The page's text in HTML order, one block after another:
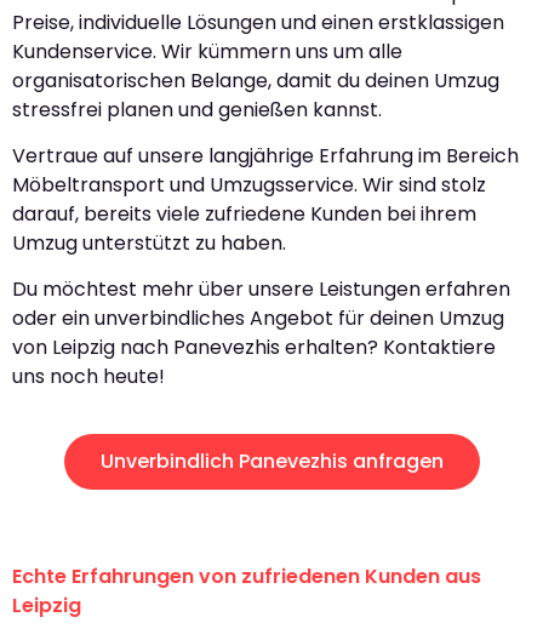
Preise, individuelle Lösungen und einen erstklassigen
Kundenservice. Wir kümmern uns um alle
organisatorischen Belange, damit du deinen Umzug
stressfrei planen und genießen kannst.
Vertraue auf unsere langjährige Erfahrung im Bereich
Möbeltransport und Umzugsservice. Wir sind stolz
darauf, bereits viele zufriedene Kunden bei ihrem
Umzug unterstützt zu haben.
Du möchtest mehr über unsere Leistungen erfahren
oder ein unverbindliches Angebot für deinen Umzug
von Leipzig nach Panevezhis erhalten? Kontaktiere
uns noch heute!
Unverbindlich Panevezhis anfragen
Echte Erfahrungen von zufriedenen Kunden aus
Leipzig